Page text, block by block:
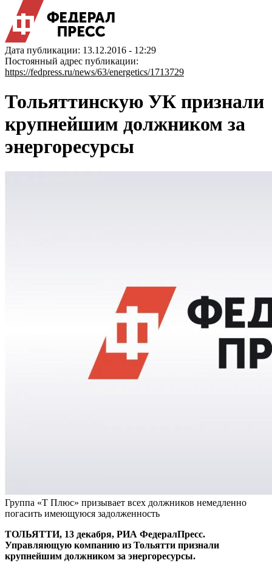
Дата публикации: 13.12.2016 - 12:29
Постоянный адрес публикации:
https://fedpress.ru/news/63/energetics/1713729
Тольяттинскую УК признали
крупнейшим должником за
энергоресурсы
Группа «Т Плюс» призывает всех должников немедленно
погасить имеющуюся задолженность
ТОЛЬЯТТИ, 13 декабря, РИА ФедералПресс.
Управляющую компанию из Тольятти признали
крупнейшим должником за энергоресурсы.